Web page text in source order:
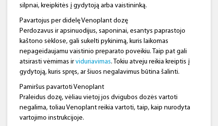
silpnai, kreipkitės į gydytoją arba vaistininką.
Pavartojus per didelę Venoplant dozę
Perdozavus ir apsinuodijus, saponinai, esantys paprastojo
kaštono sėklose, gali sukelti pykinimą, kuris laikomas
nepageidaujamu vaistinio preparato poveikiu. Taip pat gali
atsirasti vėmimas irviduriavimas. Tokiu atveju reikia kreiptis į
gydytoją, kuris spręs, ar šiuos negalavimus būtina šalinti.
Pamiršus pavartoti Venoplant
Praleidus dozę, vėliau vietoj jos dvigubos dozės vartoti
negalima, toliau Venoplant reikia vartoti, taip, kaip nurodyta
vartojimo instrukcijoje.